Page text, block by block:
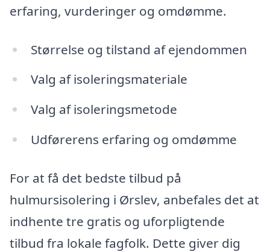
erfaring, vurderinger og omdømme.
Størrelse og tilstand af ejendommen
Valg af isoleringsmateriale
Valg af isoleringsmetode
Udførerens erfaring og omdømme
For at få det bedste tilbud på
hulmursisolering i Ørslev, anbefales det at
indhente tre gratis og uforpligtende
tilbud fra lokale fagfolk. Dette giver dig